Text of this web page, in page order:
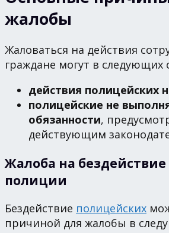
жалобы
Жаловаться на действия
граждане могут в следующих
действия полицейских
полицейские не
обязанности,
действующим
Жалоба на
полиции
Бездействие полицейских
причиной для жалобы в